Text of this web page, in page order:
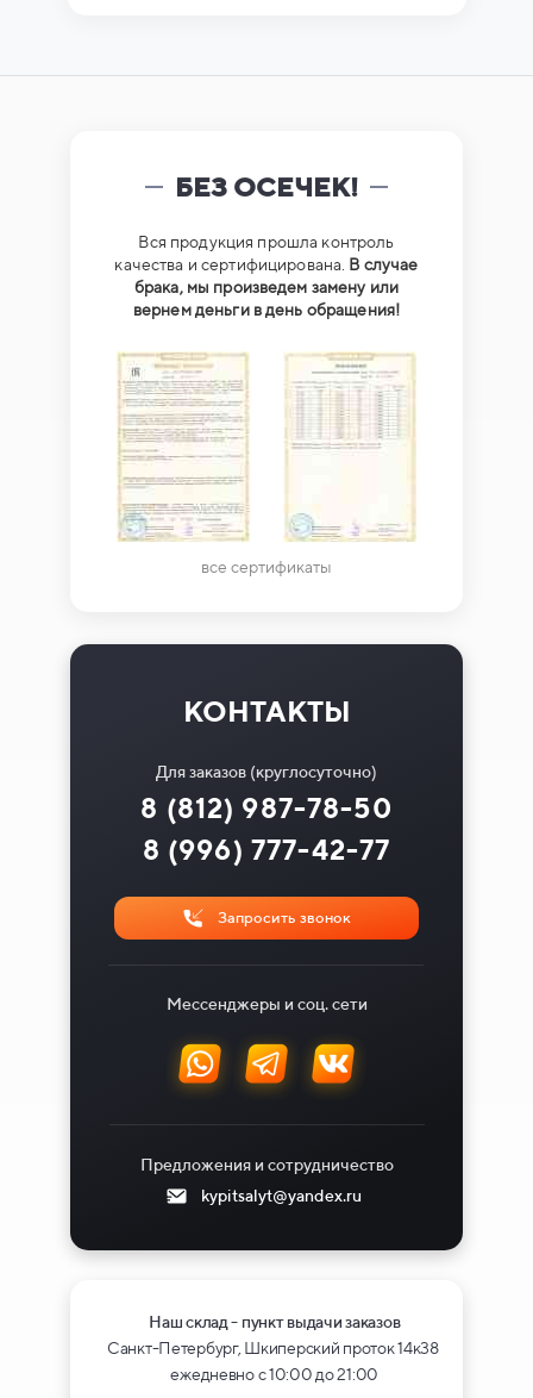
БЕЗ ОСЕЧЕК!
Вся продукция прошла контроль
качества и сертифицирована. В случае
брака, мы произведем замену или
вернем деньги в день обращения!
все сертификаты
КОНТАКТЫ
Для заказов (круглосуточно)
8 (996) 777-42-77
8 (812) 987-78-50
Запросить звонок
Мессенджеры и соц. сети
Предложения и сотрудничество
kypitsalyt@yandex.ru
Наш склад - пункт выдачи заказов
Санкт-Петербург, Шкиперский проток 14к38
ежедневно с 10:00 до 21:00